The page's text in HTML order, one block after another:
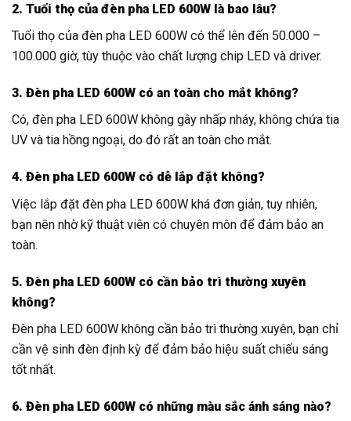
2. Tuổi thọ của đèn pha LED 600W là bao lâu?
Tuổi thọ của đèn pha LED 600W có thể lên đến 50.000 –
100.000 giờ, tùy thuộc vào chất lượng chip LED và driver.
3. Đèn pha LED 600W có an toàn cho mắt không?
Có, đèn pha LED 600W không gây nhấp nháy, không chứa tia
UV và tia hồng ngoại, do đó rất an toàn cho mắt.
4. Đèn pha LED 600W có dễ lắp đặt không?
Việc lắp đặt đèn pha LED 600W khá đơn giản, tuy nhiên,
bạn nên nhờ kỹ thuật viên có chuyên môn để đảm bảo an
toàn.
5. Đèn pha LED 600W có cần bảo trì thường xuyên
không?
Đèn pha LED 600W không cần bảo trì thường xuyên, bạn chỉ
cần vệ sinh đèn định kỳ để đảm bảo hiệu suất chiếu sáng
tốt nhất.
6. Đèn pha LED 600W có những màu sắc ánh sáng nào?